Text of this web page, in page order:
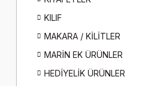
KILIF
MAKARA / KİLİTLER
MARİN EK ÜRÜNLER
HEDİYELİK ÜRÜNLER